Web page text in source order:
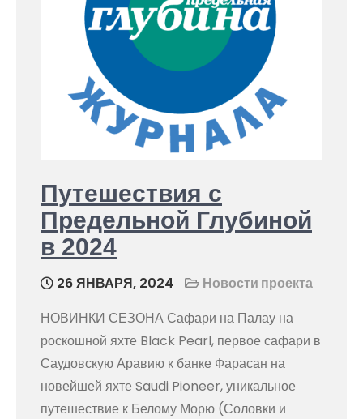
Путешествия с
Предельной Глубиной
в 2024
26 ЯНВАРЯ, 2024
Новости проекта
НОВИНКИ СЕЗОНА Сафари на Палау на
роскошной яхте Black Pearl, первое сафари в
Саудовскую Аравию к банке Фарасан на
новейшей яхте Saudi Pioneer, уникальное
путешествие к Белому Морю (Соловки и